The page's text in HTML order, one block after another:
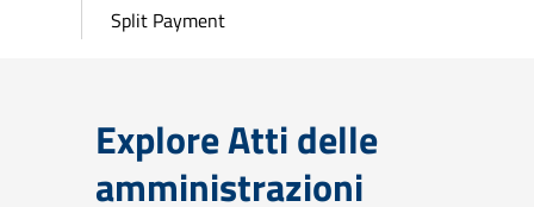
Split Payment
Explore Atti delle
amministrazioni